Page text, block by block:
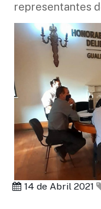
representantes
14 de Abril 2021